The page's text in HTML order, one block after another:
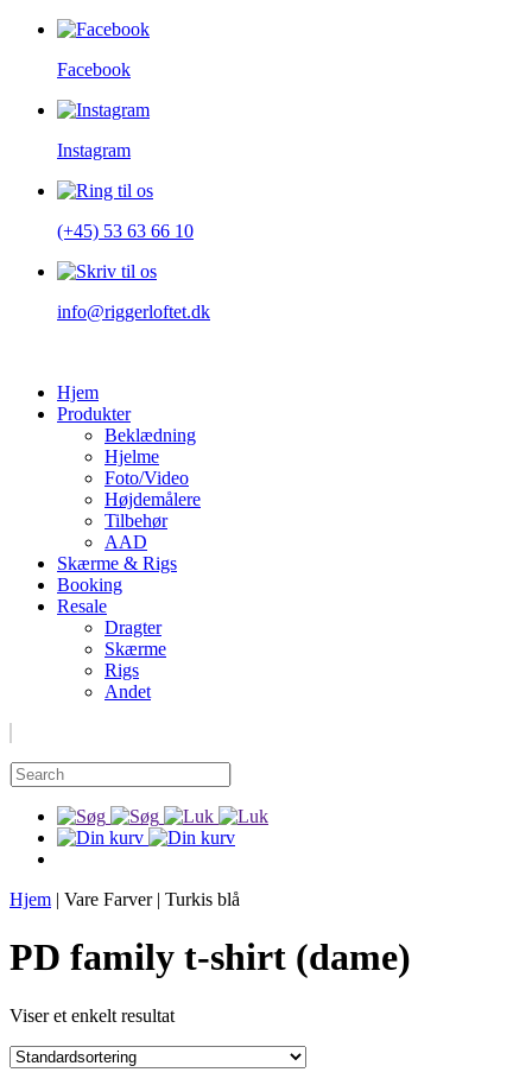
Facebook
Instagram
(+45) 53 63 66 10
info@riggerloftet.dk
Hjem
Produkter
Beklædning
Hjelme
Foto/Video
Højdemålere
Tilbehør
AAD
Skærme & Rigs
Booking
Resale
Dragter
Skærme
Rigs
Andet
Hjem | Vare Farver| Turkis blå
PD family t-shirt (dame)
Viser et enkelt resultat